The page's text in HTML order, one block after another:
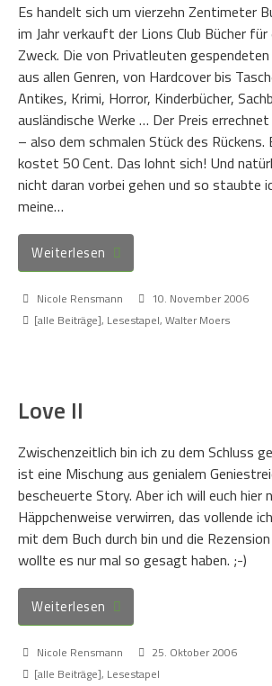
Es handelt sich um vierzehn Zentimeter
im Jahr verkauft der Lions Club Bücher
Zweck. Die von Privatleuten
aus allen Genren, von Hardcover bis
Antikes, Krimi, Horror, Kinderbücher,
ausländische Werke … Der Preis
– also dem schmalen Stück des
kostet 50 Cent. Das lohnt sich! Und
nicht daran vorbei gehen und so staubte
meine…
Weiterlesen
Nicole Rensmann
10. November 2006
[alle Beiträge], Lesestapel, Walter Moers
Love II
Zwischenzeitlich bin ich zu dem Schluss
ist eine Mischung aus genialem
bescheuerte Story. Aber ich will euch hier
Häppchenweise verwirren, das vollende
mit dem Buch durch bin und die
wollte es nur mal so gesagt haben. ;-)
Weiterlesen
Nicole Rensmann
25. Oktober 2006
[alle Beiträge], Lesestapel